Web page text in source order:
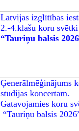
Latvijas izglītības
2.-4.klašu koru svētki
“Tauriņu balsis
Ģenerālmēģinājums
studijas koncertam.
Gatavojamies koru
“Tauriņu balsis